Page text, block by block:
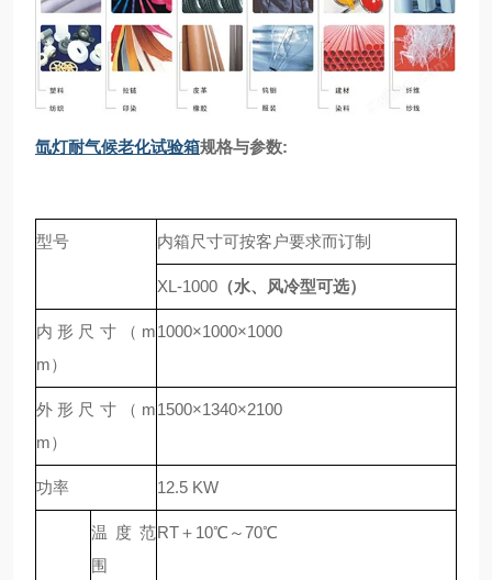
氙灯耐气候老化试验箱规格与参数:
型号 内箱尺寸可按客户要求而订制
XL-1000 （水、风冷型可选）
内形尺寸（m
m）
1000×1000×1000
外形尺寸（m
m）
1500×1340×2100
功率 12.5 KW
温度范
围
RT＋10℃～70℃